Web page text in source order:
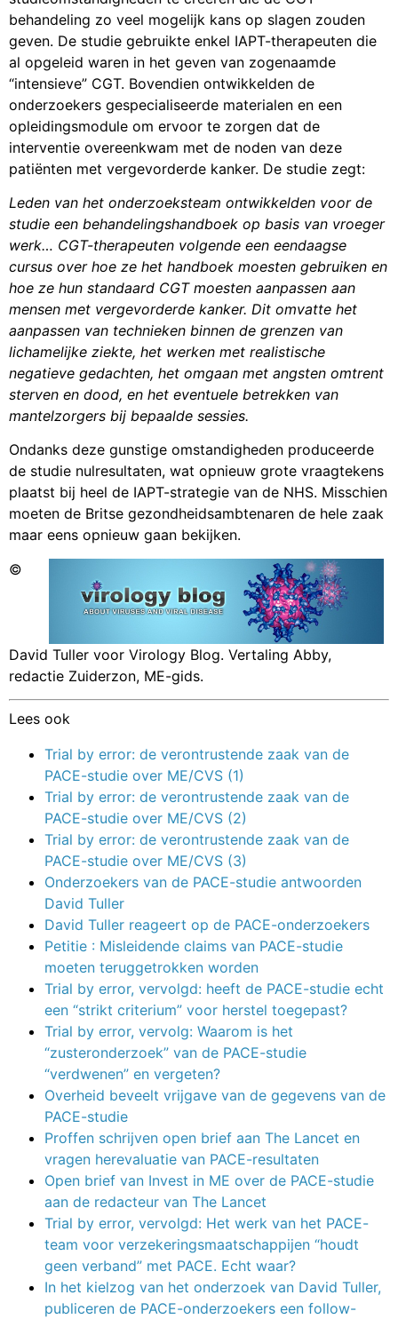
behandeling zo veel mogelijk kans op slagen zouden
geven. De studie gebruikte enkel IAPT-therapeuten die
al opgeleid waren in het geven van zogenaamde
“intensieve” CGT. Bovendien ontwikkelden de
onderzoekers gespecialiseerde materialen en een
opleidingsmodule om ervoor te zorgen dat de
interventie overeenkwam met de noden van deze
patiënten met vergevorderde kanker. De studie zegt:
Leden van het onderzoeksteam ontwikkelden voor de
studie een behandelingshandboek op basis van vroeger
werk… CGT-therapeuten volgende een eendaagse
cursus over hoe ze het handboek moesten gebruiken en
hoe ze hun standaard CGT moesten aanpassen aan
mensen met vergevorderde kanker. Dit omvatte het
aanpassen van technieken binnen de grenzen van
lichamelijke ziekte, het werken met realistische
negatieve gedachten, het omgaan met angsten omtrent
sterven en dood, en het eventuele betrekken van
mantelzorgers bij bepaalde sessies.
Ondanks deze gunstige omstandigheden produceerde
de studie nulresultaten, wat opnieuw grote vraagtekens
plaatst bij heel de IAPT-strategie van de NHS. Misschien
moeten de Britse gezondheidsambtenaren de hele zaak
maar eens opnieuw gaan bekijken.
©
David Tuller voor Virology Blog. Vertaling Abby,
redactie Zuiderzon, ME-gids.
Lees ook
Trial by error: de verontrustende zaak van de
PACE-studie over ME/CVS (1)
Trial by error: de verontrustende zaak van de
PACE-studie over ME/CVS (2)
Trial by error: de verontrustende zaak van de
PACE-studie over ME/CVS (3)
Onderzoekers van de PACE-studie antwoorden
David Tuller
David Tuller reageert op de PACE-onderzoekers
Petitie : Misleidende claims van PACE-studie
moeten teruggetrokken worden
Trial by error, vervolgd: heeft de PACE-studie echt
een “strikt criterium” voor herstel toegepast?
Trial by error, vervolg: Waarom is het
“zusteronderzoek” van de PACE-studie
“verdwenen” en vergeten?
Overheid beveelt vrijgave van de gegevens van de
PACE-studie
Proffen schrijven open brief aan The Lancet en
vragen herevaluatie van PACE-resultaten
Open brief van Invest in ME over de PACE-studie
aan de redacteur van The Lancet
Trial by error, vervolgd: Het werk van het PACE-
team voor verzekeringsmaatschappijen “houdt
geen verband” met PACE. Echt waar?
In het kielzog van het onderzoek van David Tuller,
publiceren de PACE-onderzoekers een follow-